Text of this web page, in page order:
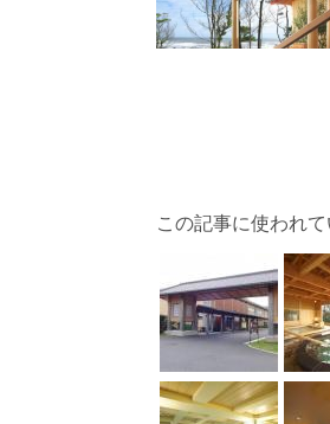
この記事に使われ